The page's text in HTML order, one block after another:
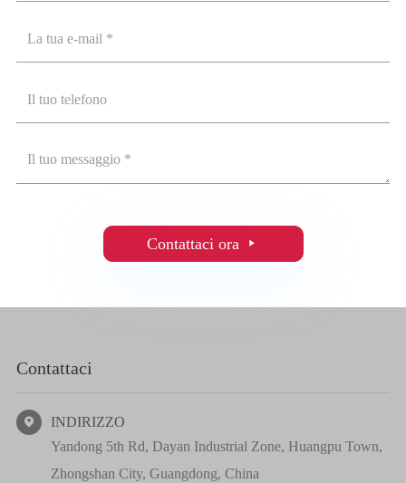
Contattaci ora 
Contattaci

INDIRIZZO
Yandong 5th Rd, Dayan Industrial Zone, Huangpu Town,
Zhongshan City, Guangdong, China